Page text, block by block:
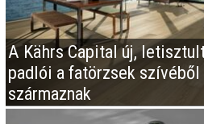
A Kährs Capital új,
padlói a fatörzsek szívéből
származnak